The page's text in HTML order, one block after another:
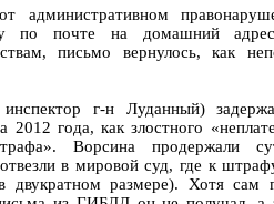
административном
по почте на домашний
письмо вернулось, как
г-н Луданный)
2012 года, как злостного
Ворсина продержали
в мировой суд, где к
размере). Хотя сам